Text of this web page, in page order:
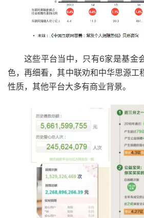
这些平台当中，只有6家是基金
色，再细看，其中联劝和中华思源工
性质，其他平台大多有商业背景。